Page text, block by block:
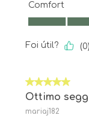
Comfort
Comfort, 5.0
Foi útil? (0)
5 em 5 estrelas.
Ottimo
mariaj182